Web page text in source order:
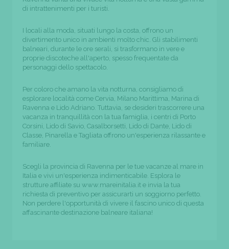
di intrattenimenti per i turisti.
I locali alla moda, situati lungo la costa, offrono un
divertimento unico in ambienti molto chic. Gli stabilimenti
balneari, durante le ore serali, si trasformano in vere e
proprie discoteche all'aperto, spesso frequentate da
personaggi dello spettacolo.
Per coloro che amano la vita notturna, consigliamo di
esplorare località come Cervia, Milano Marittima, Marina di
Ravenna e Lido Adriano. Tuttavia, se desideri trascorrere una
vacanza in tranquillità con la tua famiglia, i centri di Porto
Corsini, Lido di Savio, Casalborsetti, Lido di Dante, Lido di
Classe, Pinarella e Tagliata offrono un'esperienza rilassante e
familiare.
Scegli la provincia di Ravenna per le tue vacanze al mare in
Italia e vivi un'esperienza indimenticabile. Esplora le
strutture affiliate su www.mareinitalia.it e invia la tua
richiesta di preventivo per assicurarti un soggiorno perfetto.
Non perdere l'opportunità di vivere il fascino unico di questa
affascinante destinazione balneare italiana!